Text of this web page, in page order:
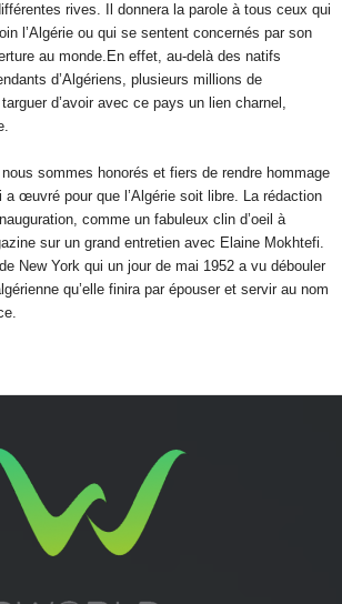
rives. Il donnera la parole à tous ceux qui
l’Algérie ou qui se sentent concernés par son
au monde.En effet, au-delà des natifs
d’Algériens, plusieurs millions de
d’avoir avec ce pays un lien charnel,
sommes honorés et fiers de rendre hommage
a œuvré pour que l’Algérie soit libre. La rédaction
comme un fabuleux clin d’oeil à
sur un grand entretien avec Elaine Mokhtefi.
New York qui un jour de mai 1952 a vu débouler
qu’elle finira par épouser et servir au nom